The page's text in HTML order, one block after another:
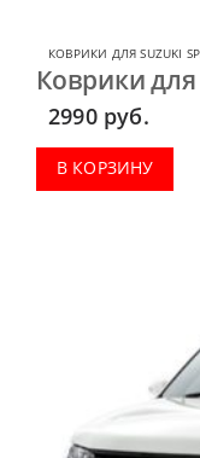
КОВРИКИ ДЛЯ SUZUKI
Коврики для
2990 руб.
В КОРЗИНУ